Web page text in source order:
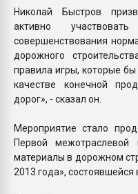
Николай Быстров
активно
совершенствования
дорожного
правила игры, которые
качестве конечной
дорог», - сказал он.
Мероприятие стало
Первой межотраслевой
материалы в дорожном
2013 года», состоявшейся